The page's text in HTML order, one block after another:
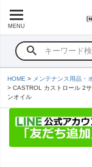
MENU
HOME
メンテナンス用品・
CASTROL カストロール 2
ンオイル